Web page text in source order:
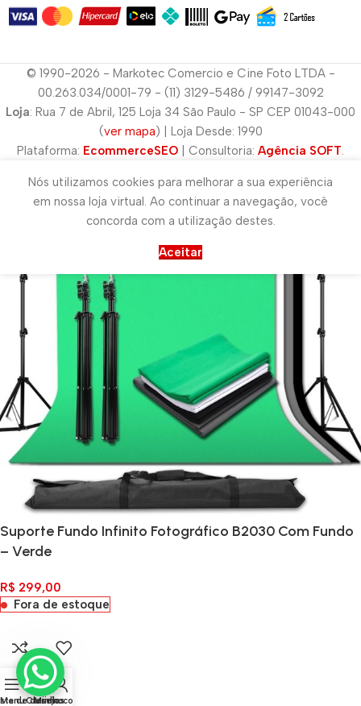
© 1990-2026 - Markotec Comercio e Cine Foto LTDA -
00.263.034/0001-79 - (11) 3129-5486 / 99147-3092
Loja: Rua 7 de Abril, 125 Loja 34 São Paulo - SP CEP 01043-000
(ver mapa) | Loja Desde: 1990
Plataforma: EcommerceSEO | Consultoria: Agência SOFT.
Nós utilizamos cookies para melhorar a sua experiência
em nossa loja virtual. Ao continuar a navegação, você
concorda com a utilização destes.
Aceitar
Suporte Fundo Infinito Fotográfico B2030 Com Fundo
– Verde
R$ 299,00
Fora de estoque
Menude desejos
0
Carrinho
Minha conta